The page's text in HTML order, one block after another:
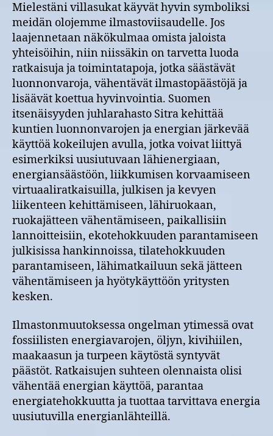
Mielestäni villasukat käyvät hyvin symboliksi
meidän olojemme ilmastoviisaudelle. Jos
laajennetaan näkökulmaa omista jaloista
yhteisöihin, niin niissäkin on tarvetta luoda
ratkaisuja ja toimintatapoja, jotka säästävät
luonnonvaroja, vähentävät ilmastopäästöjä ja
lisäävät koettua hyvinvointia. Suomen
itsenäisyyden juhlarahasto Sitra kehittää
kuntien luonnonvarojen ja energian järkevää
käyttöä kokeilujen avulla, jotka voivat liittyä
esimerkiksi uusiutuvaan lähienergiaan,
energiansäästöön, liikkumisen korvaamiseen
virtuaaliratkaisuilla, julkisen ja kevyen
liikenteen kehittämiseen, lähiruokaan,
ruokajätteen vähentämiseen, paikallisiin
lannoitteisiin, ekotehokkuuden parantamiseen
julkisissa hankinnoissa, tilatehokkuuden
parantamiseen, lähimatkailuun sekä jätteen
vähentämiseen ja hyötykäyttöön yritysten
kesken.
Ilmastonmuutoksessa ongelman ytimessä ovat
fossiilisten energiavarojen, öljyn, kivihiilen,
maakaasun ja turpeen käytöstä syntyvät
päästöt. Ratkaisujen suhteen olennaista olisi
vähentää energian käyttöä, parantaa
energiatehokkuutta ja tuottaa tarvittava energia
uusiutuvilla energianlähteillä.